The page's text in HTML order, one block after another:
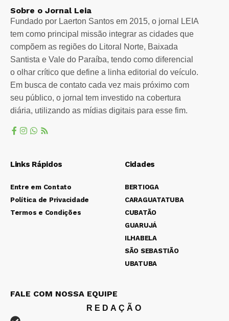
Sobre o Jornal Leia
Fundado por Laerton Santos em 2015, o jornal LEIA
tem como principal missão integrar as cidades que
compõem as regiões do Litoral Norte, Baixada
Santista e Vale do Paraíba, tendo como diferencial
o olhar crítico que define a linha editorial do veículo.
Em busca de contato cada vez mais próximo com
seu público, o jornal tem investido na cobertura
diária, utilizando as mídias digitais para esse fim.
Links Rápidos
Entre em Contato
Política de Privacidade
Termos e Condições
Cidades
BERTIOGA
CARAGUATATUBA
CUBATÃO
GUARUJÁ
ILHABELA
SÃO SEBASTIÃO
UBATUBA
FALE COM NOSSA EQUIPE
REDAÇÃO